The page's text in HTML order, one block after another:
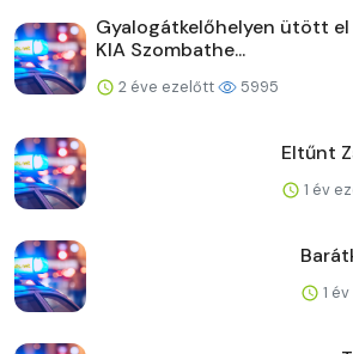
Gyalogátkelőhelyen ütött
KIA Szombathe...
2 éve ezelőtt 5995
Eltűnt
1 év
1